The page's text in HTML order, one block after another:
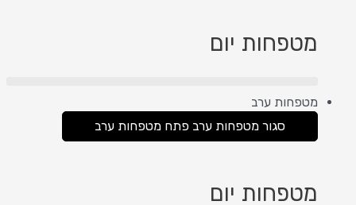
מטפחות יום
מטפחות ערב
סגור מטפחות ערב פתח מטפחות ערב
מטפחות יום